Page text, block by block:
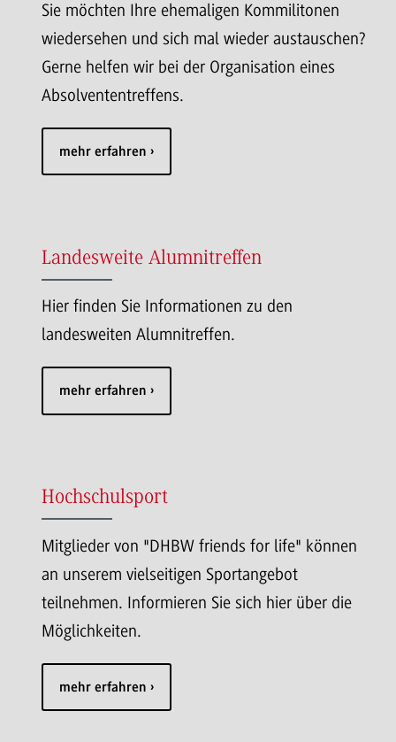
Sie möchten Ihre ehemaligen Kommilitonen
wiedersehen und sich mal wieder austauschen?
Gerne helfen wir bei der Organisation eines
Absolvententreffens.
mehr erfahren
Landesweite Alumnitreffen
Hier finden Sie Informationen zu den
landesweiten Alumnitreffen.
mehr erfahren
Hochschulsport
Mitglieder von "DHBW friends for life" können
an unserem vielseitigen Sportangebot
teilnehmen. Informieren Sie sich hier über die
Möglichkeiten.
mehr erfahren